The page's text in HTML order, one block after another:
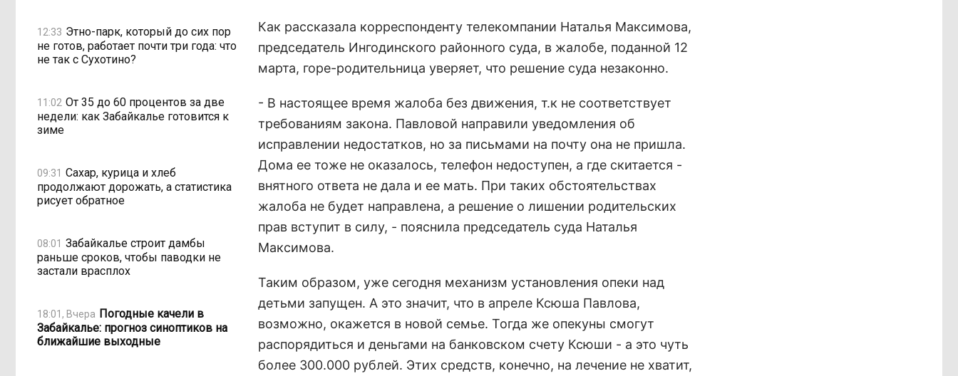
12:33 Этно-парк, который до сих пор
не готов, работает почти три года: что
не так с Сухотино?
11:02 От 35 до 60 процентов за две
недели: как Забайкалье готовится к
зиме
09:31 Сахар, курица и хлеб
продолжают дорожать, а статистика
рисует обратное
08:01 Забайкалье строит дамбы
раньше сроков, чтобы паводки не
застали врасплох
18:01, Вчера Погодные качели в
Забайкалье: прогноз синоптиков на
ближайшие выходные
Как рассказала корреспонденту телекомпании Наталья Максимова,
председатель Ингодинского районного суда, в жалобе, поданной 12
марта, горе-родительница уверяет, что решение суда незаконно.
- В настоящее время жалоба без движения, т.к не соответствует
требованиям закона. Павловой направили уведомления об
исправлении недостатков, но за письмами на почту она не пришла.
Дома ее тоже не оказалось, телефон недоступен, а где скитается -
внятного ответа не дала и ее мать. При таких обстоятельствах
жалоба не будет направлена, а решение о лишении родительских
прав вступит в силу, - пояснила председатель суда Наталья
Максимова.
Таким образом, уже сегодня механизм установления опеки над
детьми запущен. А это значит, что в апреле Ксюша Павлова,
возможно, окажется в новой семье. Тогда же опекуны смогут
распорядиться и деньгами на банковском счету Ксюши - а это чуть
более 300.000 рублей. Этих средств, конечно, на лечение не хватит,